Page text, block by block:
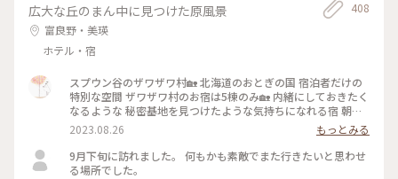
広大な丘のまん中に見つけた原風景
富良野・美瑛
ホテル・宿
408
スプウン谷のザワザワ村🏡 北海道のおとぎの国 宿泊者だけの
特別な空間 ザワザワ村のお宿は5棟のみ🏡 内緒にしておきたく
なるような 秘密基地を見つけたような気持ちになれる宿 朝に
は窓越しに畑仕事をされる風景が 夜には満点の星空が広がる
静かな時間 どこを切り撮っても絵になる風景 こんな家に住め
たら⋯( ღ´꒳`)♡ を叶えてくれるカワイイお宿です 季節を変え
て、また帰りたいあの村へ いつかもう一度おとぎの国へ‪
2023.08.26
もっとみる
9月下旬に訪れました。 何もかも素敵でまた行きたいと思わせ
る場所でした。